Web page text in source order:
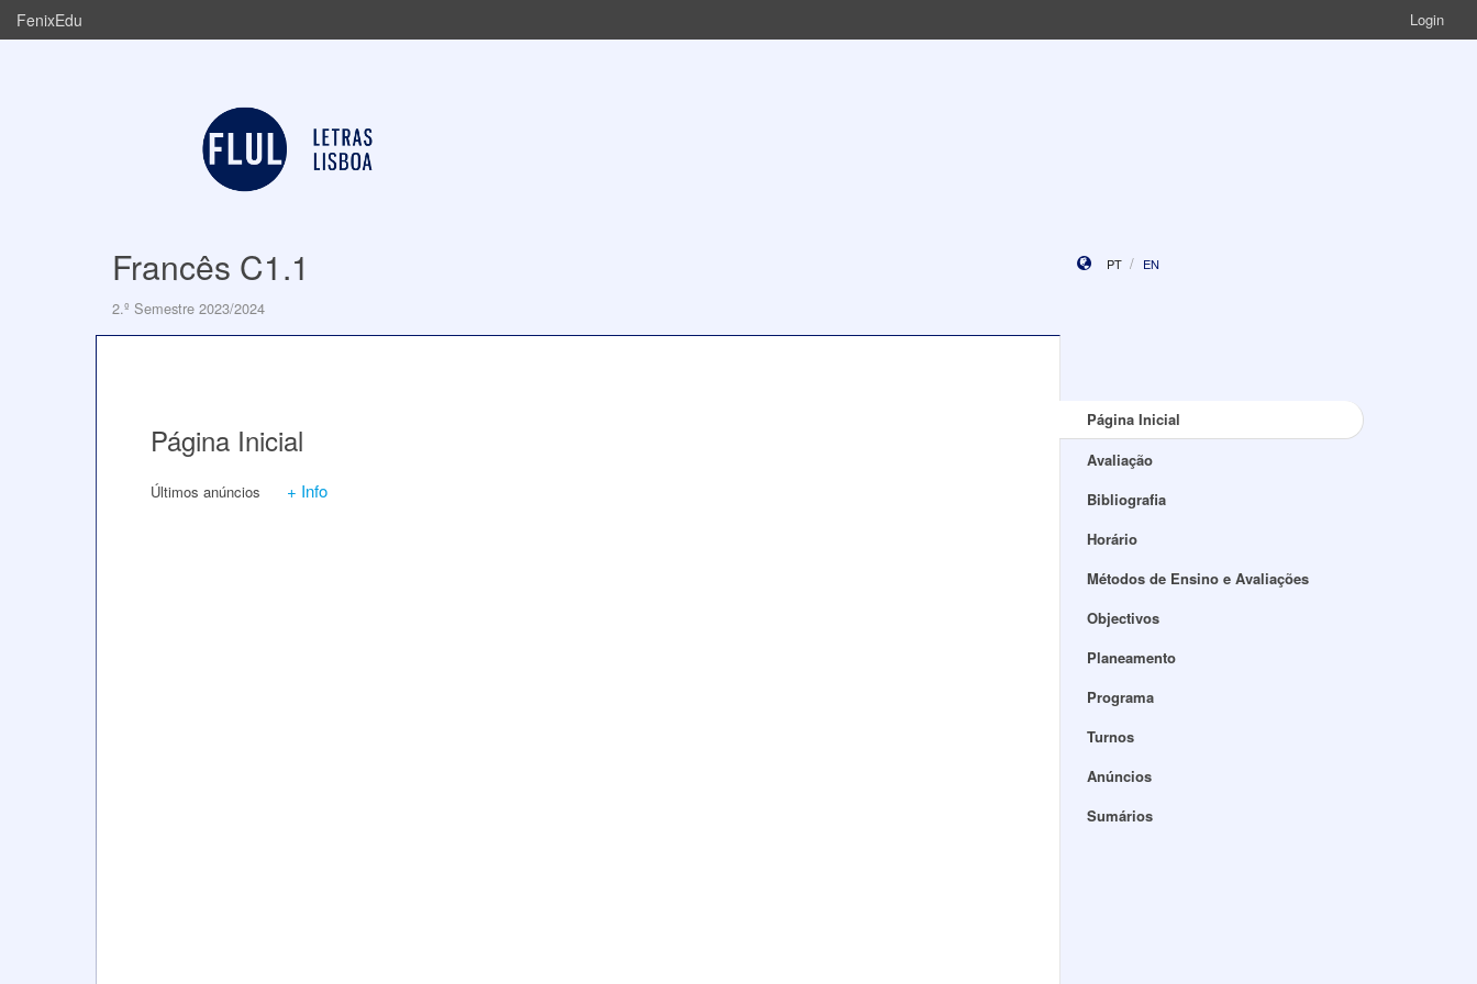
FenixEdu Login
Francês C1.1
2.º Semestre 2023/2024
PT EN
Página Inicial
Últimos anúncios + Info
Página Inicial
Avaliação
Bibliografia
Horário
Métodos de Ensino e Avaliações
Objectivos
Planeamento
Programa
Turnos
Anúncios
Sumários